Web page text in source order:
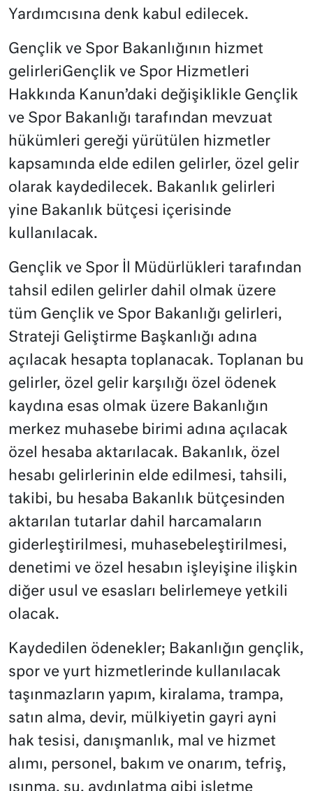
Yardımcısına denk kabul edilecek.
Gençlik ve Spor Bakanlığının hizmet
gelirleriGençlik ve Spor Hizmetleri
Hakkında Kanun’daki değişiklikle Gençlik
ve Spor Bakanlığı tarafından mevzuat
hükümleri gereği yürütülen hizmetler
kapsamında elde edilen gelirler, özel gelir
olarak kaydedilecek. Bakanlık gelirleri
yine Bakanlık bütçesi içerisinde
kullanılacak.
Gençlik ve Spor İl Müdürlükleri tarafından
tahsil edilen gelirler dahil olmak üzere
tüm Gençlik ve Spor Bakanlığı gelirleri,
Strateji Geliştirme Başkanlığı adına
açılacak hesapta toplanacak. Toplanan bu
gelirler, özel gelir karşılığı özel ödenek
kaydına esas olmak üzere Bakanlığın
merkez muhasebe birimi adına açılacak
özel hesaba aktarılacak. Bakanlık, özel
hesabı gelirlerinin elde edilmesi, tahsili,
takibi, bu hesaba Bakanlık bütçesinden
aktarılan tutarlar dahil harcamaların
giderleştirilmesi, muhasebeleştirilmesi,
denetimi ve özel hesabın işleyişine ilişkin
diğer usul ve esasları belirlemeye yetkili
olacak.
Kaydedilen ödenekler; Bakanlığın gençlik,
spor ve yurt hizmetlerinde kullanılacak
taşınmazların yapım, kiralama, trampa,
satın alma, devir, mülkiyetin gayri ayni
hak tesisi, danışmanlık, mal ve hizmet
alımı, personel, bakım ve onarım, tefriş,
ısınma, su, aydınlatma gibi işletme